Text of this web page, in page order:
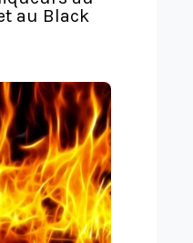
au Black